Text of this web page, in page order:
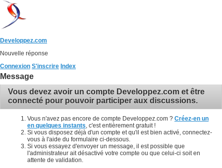
Developpez.com
Nouvelle réponse
Connexion S'inscrire Index
Message
Vous devez avoir un compte Developpez.com et être
connecté pour pouvoir participer aux discussions.
Vous n'avez pas encore de compte Developpez.com ? Créez-en un
en quelques instants , c'est entièrement gratuit !
Si vous disposez déjà d'un compte et qu'il est bien activé, connectez-
vous à l'aide du formulaire ci-dessous.
Si vous essayez d'envoyer un message, il est possible que
l'administrateur ait désactivé votre compte ou que celui-ci soit en
attente de validation.